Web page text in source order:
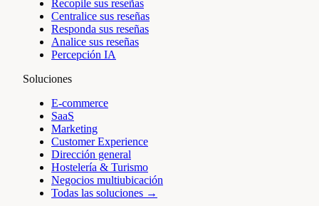
Recopile sus reseñas
Centralice sus reseñas
Responda sus reseñas
Analice sus reseñas
Percepción IA
Soluciones
E-commerce
SaaS
Marketing
Customer Experience
Dirección general
Hostelería & Turismo
Negocios multiubicación
Todas las soluciones →